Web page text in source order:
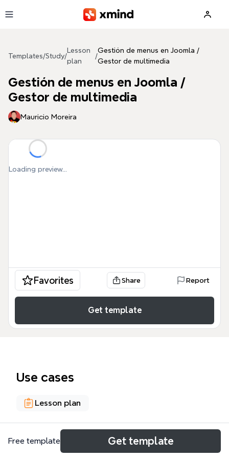
Templates/Study/
Lesson
plan
/
Gestión de menus en Joomla /
Gestor de multimedia
Gestión de menus en Joomla /
Gestor de multimedia
Mauricio Moreira
Loading preview...
Favorites Share Report
Get template
Use cases
Lesson plan
About
Free template Get template